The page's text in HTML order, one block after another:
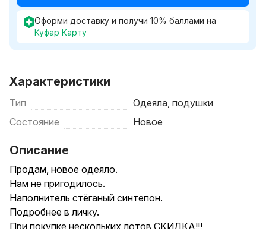
Оформи доставку и получи 10% баллами на
Куфар Карту
Характеристики
Тип
Одеяла, подушки
Состояние
Новое
Описание
Продам, новое одеяло.
Нам не пригодилось.
Наполнитель стёганый синтепон.
Подробнее в личку.
При покупке нескольких лотов СКИДКА!!!